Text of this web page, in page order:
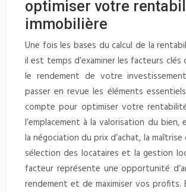
optimiser votre
immobilière
Une fois les bases du calcul de la
il est temps d’examiner les facteurs clés
le rendement de votre
passer en revue les éléments
compte pour optimiser votre
l’emplacement à la valorisation du bien,
la négociation du prix d’achat, la maîtrise
sélection des locataires et la gestion
facteur représente une opportunité
rendement et de maximiser vos profits.